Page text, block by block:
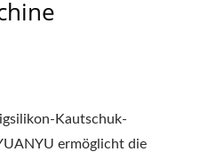
Kautschuk-
ermöglicht die